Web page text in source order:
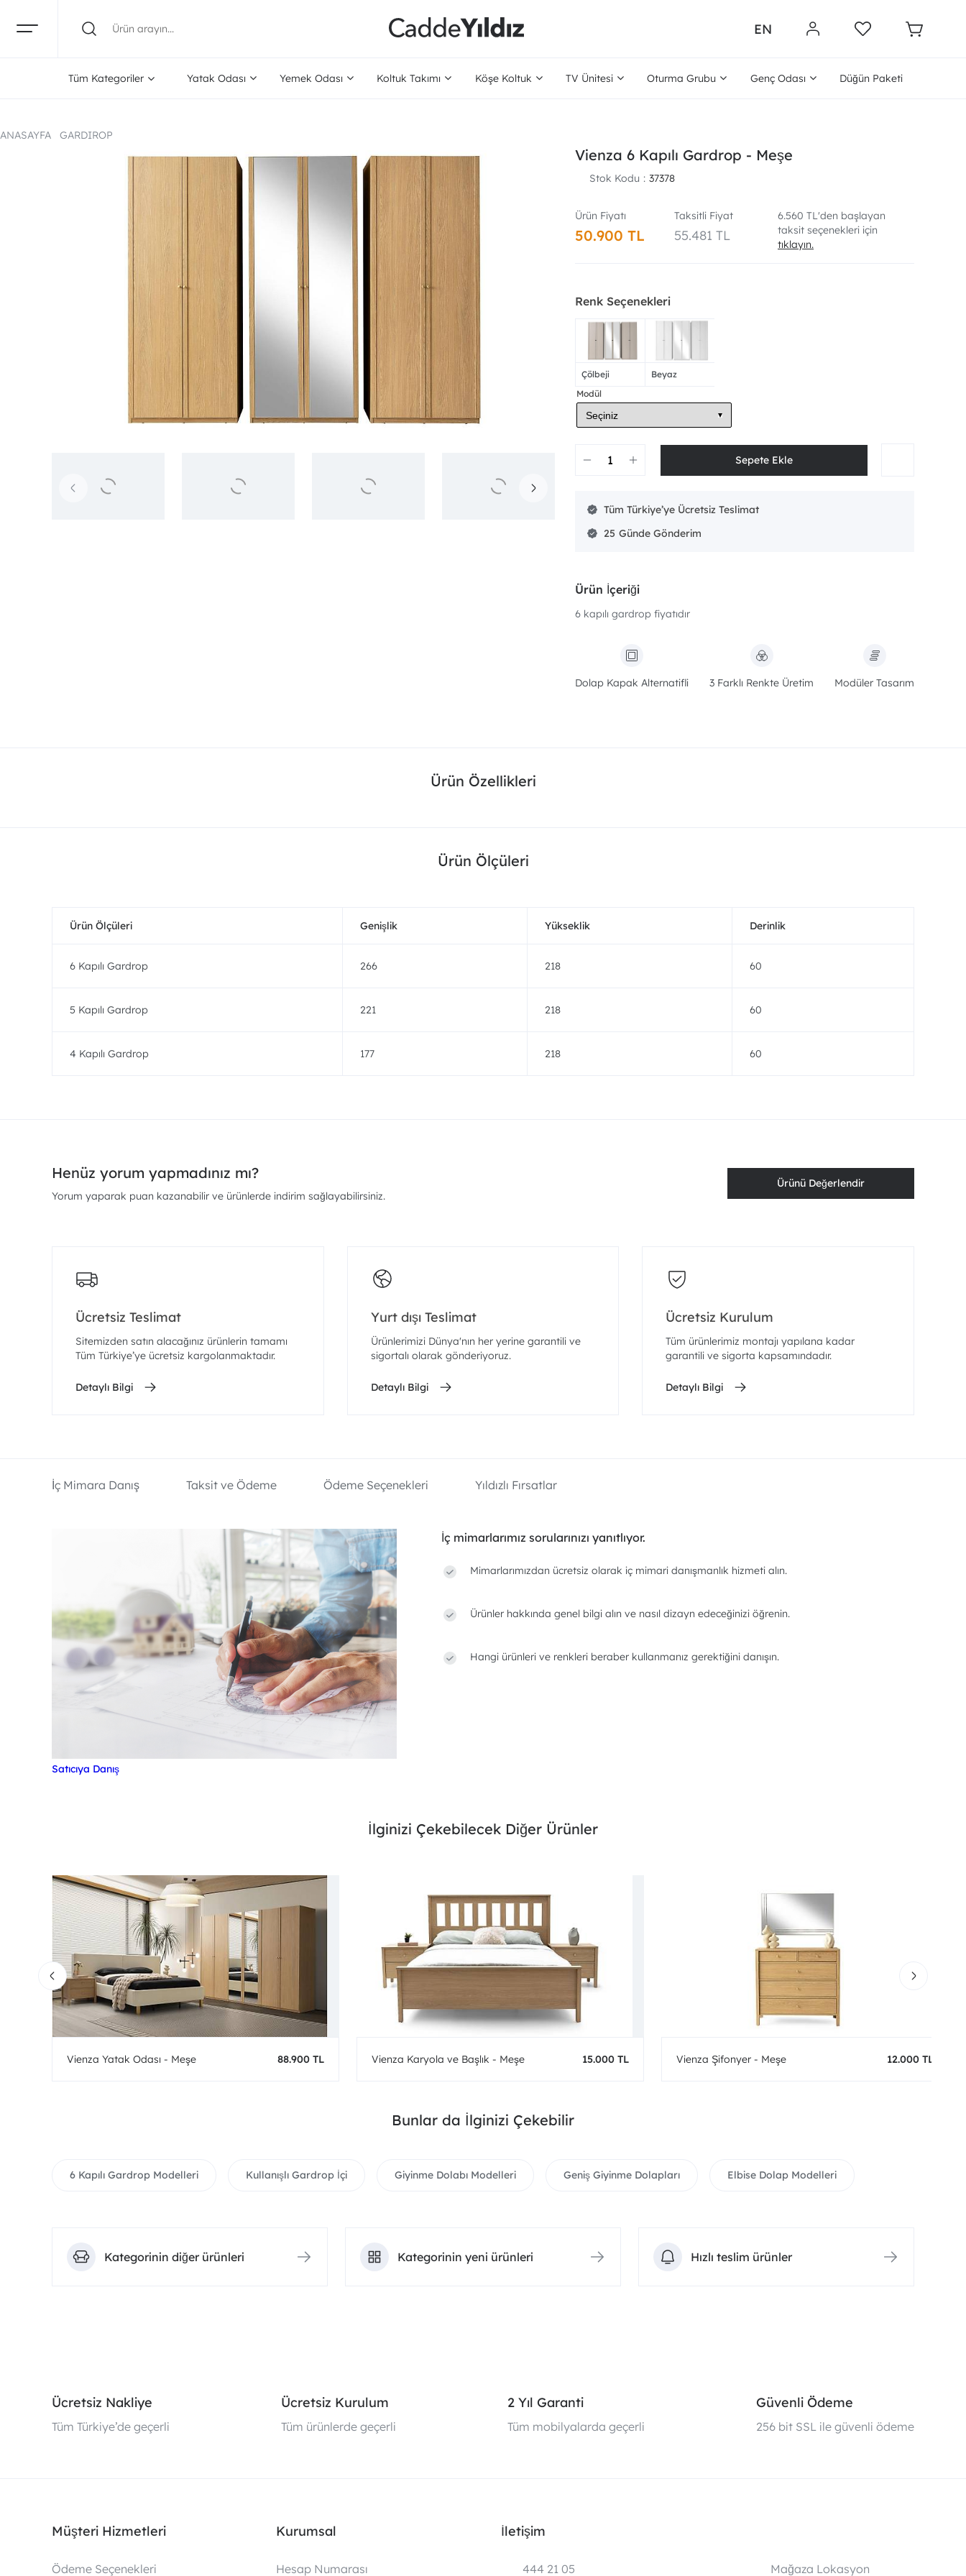
EN
Tüm Kategoriler Yatak Odası Yemek Odası Koltuk Takımı Köşe Koltuk TV Ünitesi Oturma Grubu Genç Odası Düğün Paketi
ANASAYFA GARDIROP
Vienza 6 Kapılı Gardrop - Meşe
Stok Kodu 37378
50.900 TL
Taksitli Fiyat
55.481 TL
6.560 TL'den başlayan
taksit seçenekleri için
tıklayın.
Renk Seçenekleri
Çölbeji
Beyaz
Modül
25
Tüm Türkiye’ye Ücretsiz Teslimat
Ürün İçeriği
6 kapılı gardrop fiyatıdır
Dolap Kapak Alternatifli 3 Farklı Renkte Üretim Modüler Tasarım
Ürün Özellikleri
Ürün Ölçüleri
Ürün Ölçüleri Genişlik Yükseklik Derinlik
6 Kapılı Gardrop 266 218 60
5 Kapılı Gardrop 221 218 60
4 Kapılı Gardrop 177 218 60
Henüz yorum yapmadınız mı?
Yorum yaparak puan kazanabilir ve ürünlerde indirim sağlayabilirsiniz.
Ürünü Değerlendir
Ücretsiz Teslimat
Sitemizden satın alacağınız ürünlerin tamamı
Tüm Türkiye’ye ücretsiz kargolanmaktadır.
Detaylı Bilgi
Yurt dışı Teslimat
Ürünlerimizi Dünya'nın her yerine garantili ve
sigortalı olarak gönderiyoruz.
Detaylı Bilgi
Ücretsiz Kurulum
Tüm ürünlerimiz montajı yapılana kadar
garantili ve sigorta kapsamındadır.
Detaylı Bilgi
İç Mimara Danış Taksit ve Ödeme Ödeme Seçenekleri Yıldızlı Fırsatlar
İç mimarlarımız sorularınızı yanıtlıyor.
Mimarlarımızdan ücretsiz olarak iç mimari danışmanlık hizmeti alın.
Ürünler hakkında genel bilgi alın ve nasıl dizayn edeceğinizi öğrenin.
Hangi ürünleri ve renkleri beraber kullanmanız gerektiğini danışın.
Satıcıya Danış
İlginizi Çekebilecek Diğer Ürünler
Vienza Yatak Odası - Meşe 88.900 TL Vienza Karyola ve Başlık - Meşe 15.000 TL Vienza Şifonyer - Meşe 12.000 TL
Bunlar da İlginizi Çekebilir
6 Kapılı Gardrop Modelleri Kullanışlı Gardrop İçi Giyinme Dolabı Modelleri Geniş Giyinme Dolapları Elbise Dolap Modelleri
Kategorinin diğer ürünleri Kategorinin yeni ürünleri Hızlı teslim ürünler
Ücretsiz Nakliye
Tüm Türkiye’de geçerli
Ücretsiz Kurulum
Tüm ürünlerde geçerli
2 Yıl Garanti
Tüm mobilyalarda geçerli
Güvenli Ödeme
256 bit SSL ile güvenli ödeme
Müşteri Hizmetleri
Ödeme Seçenekleri
Kurumsal
Hesap Numarası
İletişim
444 21 05 Mağaza Lokasyon